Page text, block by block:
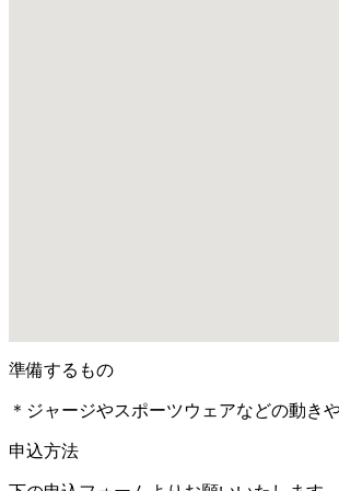
準備するもの
＊ジャージやスポーツウェアなどの動き
申込方法